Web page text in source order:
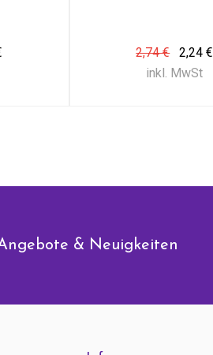
2,74 €
2,24 €
inkl. MwSt
& Neuigkeiten